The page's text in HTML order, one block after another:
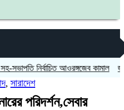
নির্বাচিত আওরঙ্গজেব কামাল
, সারাদেশ
পরিদর্শন,সেবার